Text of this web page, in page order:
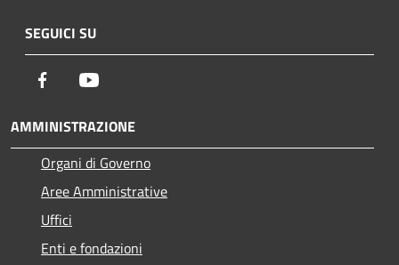
SEGUICI SU
Facebook
AMMINISTRAZIONE
Organi di Governo
Aree Amministrative
Uffici
Enti e fondazioni